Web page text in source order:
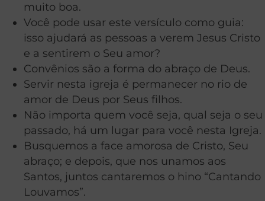
muito boa.
Você pode usar este versículo como guia:
isso ajudará as pessoas a verem Jesus Cristo
e a sentirem o Seu amor?
Convênios são a forma do abraço de Deus.
Servir nesta igreja é permanecer no rio de
amor de Deus por Seus filhos.
Não importa quem você seja, qual seja o seu
passado, há um lugar para você nesta Igreja.
Busquemos a face amorosa de Cristo, Seu
abraço; e depois, que nos unamos aos
Santos, juntos cantaremos o hino “Cantando
Louvamos”.